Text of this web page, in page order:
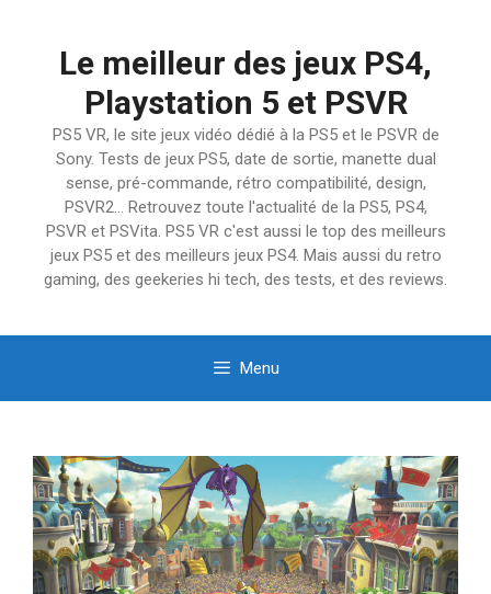
Le meilleur des jeux PS4,
Playstation 5 et PSVR
PS5 VR, le site jeux vidéo dédié à la PS5 et le PSVR de
Sony. Tests de jeux PS5, date de sortie, manette dual
sense, pré-commande, rétro compatibilité, design,
PSVR2… Retrouvez toute l'actualité de la PS5, PS4,
PSVR et PSVita. PS5 VR c'est aussi le top des meilleurs
jeux PS5 et des meilleurs jeux PS4. Mais aussi du retro
gaming, des geekeries hi tech, des tests, et des reviews.
Menu